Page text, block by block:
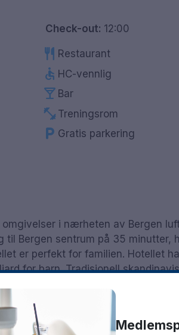
Check-out: 12:00
restaurant Restaurant
accessible HC-vennlig
local_bar Bar
fitness_center Treningsrom
local_parking Gratis parkering
i nærheten av Bergen
Bergen sentrum på 35 minutter,
er perfekt for familien. Hotellet
for barn. Tradisjonell
god drink. Hvis du ønsker å
det er badstue, solarium og